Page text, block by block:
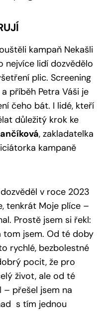
kampaň Nekašli
nejvíce lidí dozvědělo
plic. Screening
příběh Petra Váši je
čeho bát. I lidé, kteří
důležitý krok ke
, zakladatelka
kampaně
v roce 2023
tenkrát Moje plíce –
Prostě jsem si řekl:
tom jsem. Od té doby
rychlé, bezbolestné
pocit, že pro
život, ale od té
přešel jsem na
s tím jednou